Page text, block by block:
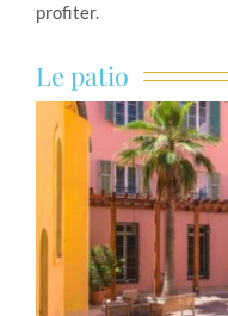
profiter.
Le patio